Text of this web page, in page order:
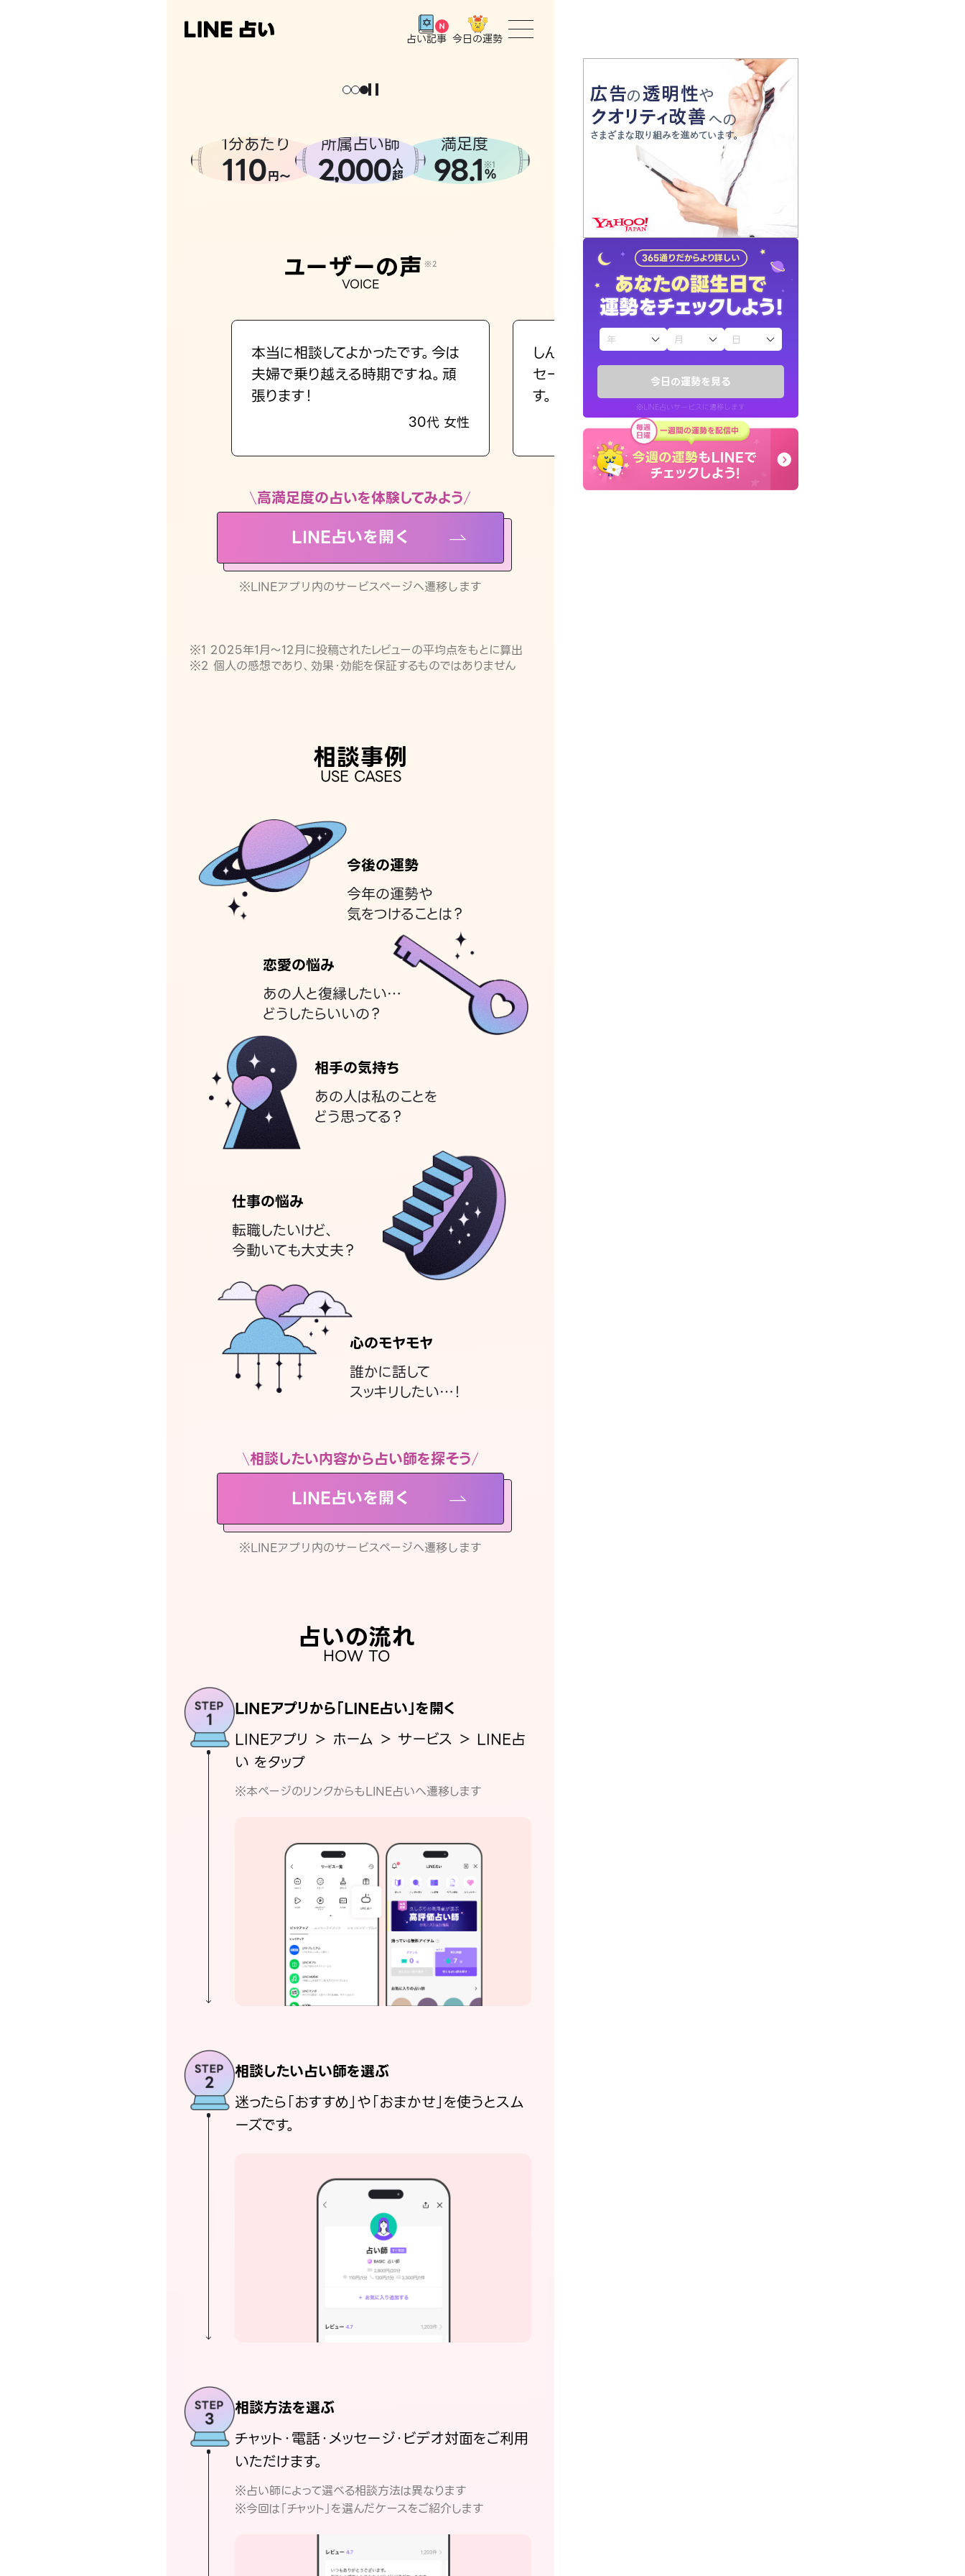
今日の運勢を見る
※LINE占いサービスに遷移します
占い記事 今日の運勢
トップ
ユーザーの声
占いの流れ
おすすめの占い師
よくある質問
えもじの子（占）12星座占い
お知らせ
。
1分あたり
110円〜
所属占い師
2,000人
超
満足度
98.1 ※1
%
ユーザーの声 ※2
VOICE
本当に相談してよかったです。今は
夫婦で乗り越える時期ですね。頑
張ります！
30代 女性
しんどくなってましたが、先生のメッ
セージを読み返してお守りにしてま
す。
40代 女性
高満足度の占いを体験してみよう
LINE占いを開く
※LINEアプリ内のサービスページへ遷移します
※1 2025年1月〜12月に投稿されたレビューの平均点をもとに算出
※2 個人の感想であり、効果・効能を保証するものではありません
相談事例
USE CASES
今後の運勢
今年の運勢や
気をつけることは？
恋愛の悩み
あの人と復縁したい…
どうしたらいいの？
相手の気持ち
あの人は私のことを
どう思ってる？
仕事の悩み
転職したいけど、
今動いても大丈夫？
心のモヤモヤ
誰かに話して
スッキリしたい…！
相談したい内容から占い師を探そう
LINE占いを開く
※LINEアプリ内のサービスページへ遷移します
占いの流れ
HOW TO
LINEアプリから「LINE占い」を開く
LINEアプリ ＞ ホーム ＞ サービス ＞ LINE占
い をタップ
※本ページのリンクからもLINE占いへ遷移します
相談したい占い師を選ぶ
迷ったら「おすすめ」や「おまかせ」を使うとスム
ーズです。
相談方法を選ぶ
チャット・電話・メッセージ・ビデオ対面をご利用
いただけます。
※占い師によって選べる相談方法は異なります
※今回は「チャット」を選んだケースをご紹介します